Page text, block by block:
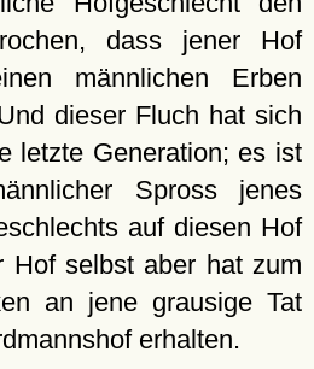
dass jener Hof
männlichen Erben
dieser Fluch hat sich
letzte Generation; es ist
Spross jenes
auf diesen Hof
Hof selbst aber hat zum
an jene grausige Tat
erhalten.